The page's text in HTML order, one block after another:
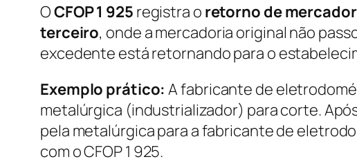
OCFOP 1 925 registra o retorno de
terceiro, onde a mercadoria original não
excedente está retornando para o
Exemplo prático: A fabricante de
metalúrgica (industrializador) para corte.
pela metalúrgica para a fabricante de
com o CFOP 1 925.